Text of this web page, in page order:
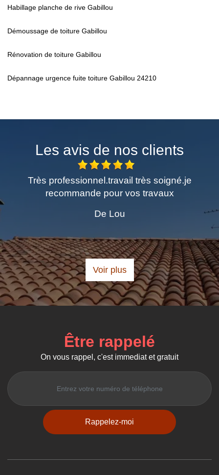
Habillage planche de rive Gabillou
Démoussage de toiture Gabillou
Rénovation de toiture Gabillou
Dépannage urgence fuite toiture Gabillou 24210
Les avis de nos clients
professionnel.travail très soigné.je
recommande pour vos travaux
Voir plus
Être rappelé
On vous rappel, c'est immediat et gratuit